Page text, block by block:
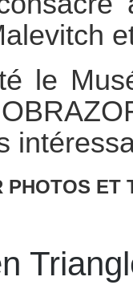
le
PHOTOS ET